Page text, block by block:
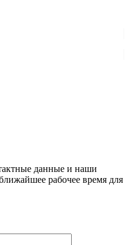
данные и наши
рабочее время для